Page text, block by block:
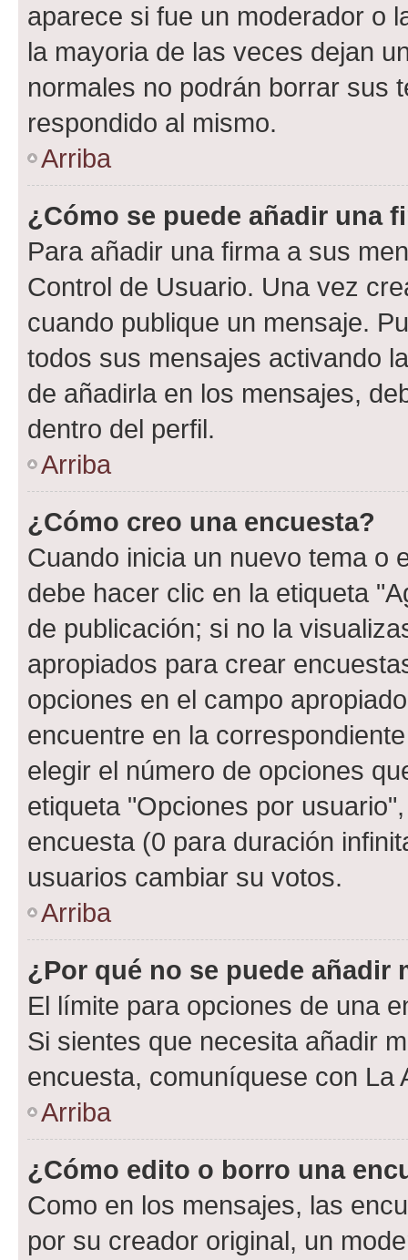
aparece si fue un moderador o
la mayoria de las veces dejan
normales no podrán borrar sus
respondido al mismo.
Arriba
¿Cómo se puede añadir una
Para añadir una firma a sus
Control de Usuario. Una vez
cuando publique un mensaje.
todos sus mensajes activando
de añadirla en los mensajes,
dentro del perfil.
Arriba
¿Cómo creo una encuesta?
Cuando inicia un nuevo tema o
debe hacer clic en la etiqueta
de publicación; si no la
apropiados para crear
opciones en el campo
encuentre en la
elegir el número de opciones
etiqueta "Opciones por
encuesta (0 para duración
usuarios cambiar su votos.
Arriba
¿Por qué no se puede añadir
El límite para opciones de una
Si sientes que necesita añadir
encuesta, comuníquese con La
Arriba
¿Cómo edito o borro una
Como en los mensajes, las
por su creador original, un